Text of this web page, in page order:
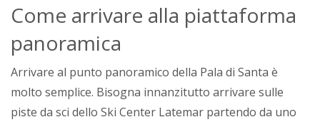
Come arrivare alla piattaforma
panoramica
Arrivare al punto panoramico della Pala di Santa è
molto semplice. Bisogna innanzitutto arrivare sulle
piste da sci dello Ski Center Latemar partendo da uno